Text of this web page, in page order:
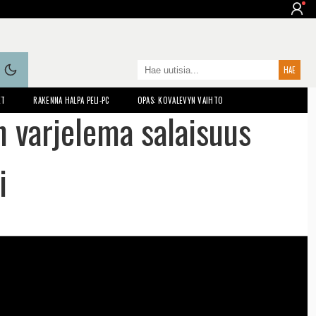
RAKENNA HALPA PELI-PC OPAS: KOVALEVYN VAIHTO
salaisuus